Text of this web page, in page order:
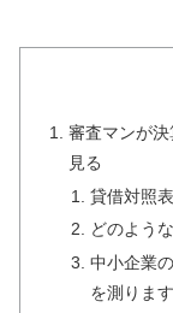
審査マンが
見る
貸借対照
どのよう
中小企業
を測ります